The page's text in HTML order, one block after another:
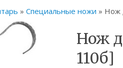
» Специальные ножи » Нож
Нож
110б]